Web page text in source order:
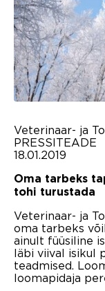
Veterinaar- ja
PRESSITEADE
18.01.2019
Oma tarbeks
tohi turustada
Veterinaar- ja
oma tarbeks
ainult füüsiline
läbi viival isikul
teadmised.
loomapidaja